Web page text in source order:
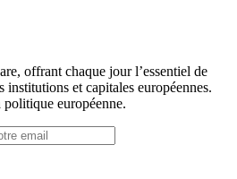
offrant chaque jour l’essentiel de
institutions et capitales européennes.
européenne.